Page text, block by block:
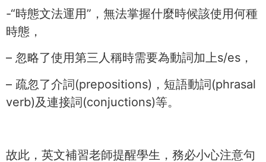
-“時態文法運用”，無法掌握什麼時候該使用何種
時態，
– 忽略了使用第三人稱時需要為動詞加上s/es，
– 疏忽了介詞(prepositions)，短語動詞(phrasal
verb)及連接詞(conjuctions)等。
故此，英文補習老師提醒學生，務必小心注意句